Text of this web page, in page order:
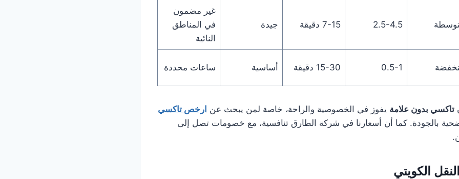
2.5-4.5 7-15 دقيقة جيدة
غير مضمون
في المناطق
النائية
0.5-1 15-30 دقيقة أساسية ساعات محددة
تاكسي بدون علامة يفوز في الخصوصية والراحة، خاصة لمن يبحث عن ارخص تاكسي
بالجودة. كما أن أسعارنا في شركة الطارق تنافسية، مع خصومات تصل إلى
الكويتي